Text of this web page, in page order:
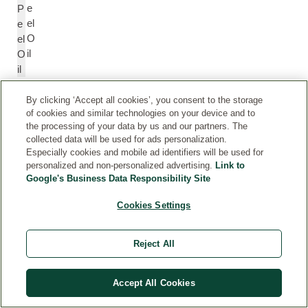
P
e
el
O
il
e
el
O
il
Li
m
o
n
e
n
C
m
p
By clicking ‘Accept all cookies’, you consent to the storage
of cookies and similar technologies on your device and to
the processing of your data by us and our partners. The
collected data will be used for ads personalization.
Especially cookies and mobile ad identifiers will be used for
personalized and non-personalized advertising. Link to
Google's Business Data Responsibility Site
Cookies Settings
Reject All
Accept All Cookies